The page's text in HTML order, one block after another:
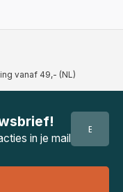
49,- (NL)
in je mail